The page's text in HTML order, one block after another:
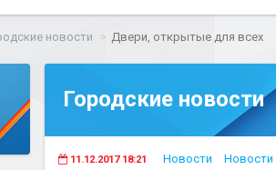
новости Двери, открытые для всех
Городские новости
11.12.2017 18:21 Новости Новости